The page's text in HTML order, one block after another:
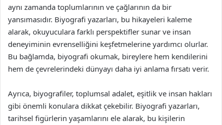
aynı zamanda toplumlarının ve çağlarının da bir
yansımasıdır. Biyografi yazarları, bu hikayeleri kaleme
alarak, okuyuculara farklı perspektifler sunar ve insan
deneyiminin evrenselliğini keşfetmelerine yardımcı olurlar.
Bu bağlamda, biyografi okumak, bireylere hem kendilerini
hem de çevrelerindeki dünyayı daha iyi anlama fırsatı verir.
Ayrıca, biyografiler, toplumsal adalet, eşitlik ve insan hakları
gibi önemli konulara dikkat çekebilir. Biyografi yazarları,
tarihsel figürlerin yaşamlarını ele alarak, bu kişilerin